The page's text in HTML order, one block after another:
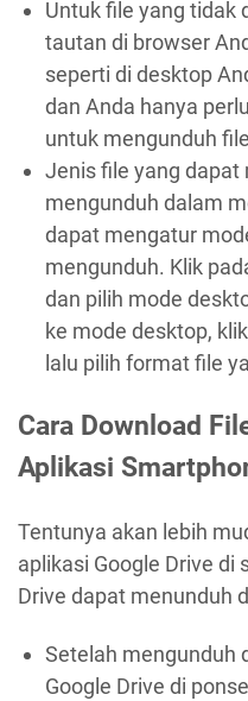
Untuk file yang tidak
tautan di browser
seperti di desktop
dan Anda hanya
untuk mengunduh
Jenis file yang
mengunduh dalam
dapat mengatur
mengunduh. Klik
dan pilih mode
ke mode desktop,
lalu pilih format file
Cara Download
Aplikasi
Tentunya akan lebih
aplikasi Google Drive di
Drive dapat menunduh
Setelah mengunduh
Google Drive di